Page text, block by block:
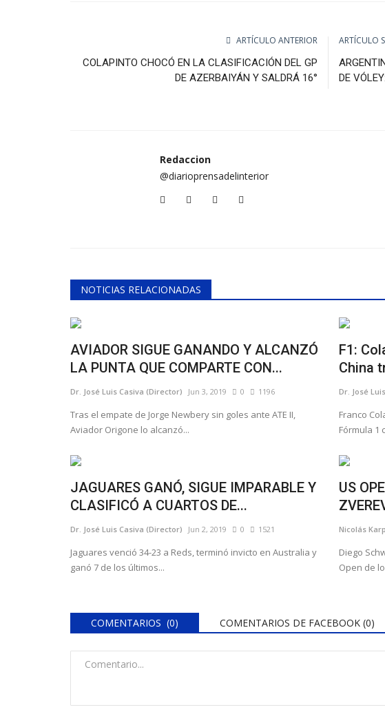
ARTÍCULO ANTERIOR
COLAPINTO CHOCÓ EN LA CLASIFICACIÓN DEL GP
DE AZERBAIYÁN Y SALDRÁ 16°
ARTÍCULO
DE
Redaccion
@diarioprensadelinterior
NOTICIAS RELACIONADAS
AVIADOR SIGUE GANANDO Y ALCANZÓ
LA PUNTA QUE COMPARTE CON...
Dr. José Luis Casiva (Director) Jun 3, 2019 0 1196
Tras el empate de Jorge Newbery sin goles ante ATE II,
Aviador Origone lo alcanzó...
F1:
China
Dr. José
Franco
Fórmula 1
JAGUARES GANÓ, SIGUE IMPARABLE Y
CLASIFICÓ A CUARTOS DE...
Dr. José Luis Casiva (Director) Jun 2, 2019 0 1521
Jaguares venció 34-23 a Reds, terminó invicto en Australia y
ganó 7 de los últimos...
US
Nicolás
Diego
Open de
COMENTARIOS (0) COMENTARIOS DE FACEBOOK (0)